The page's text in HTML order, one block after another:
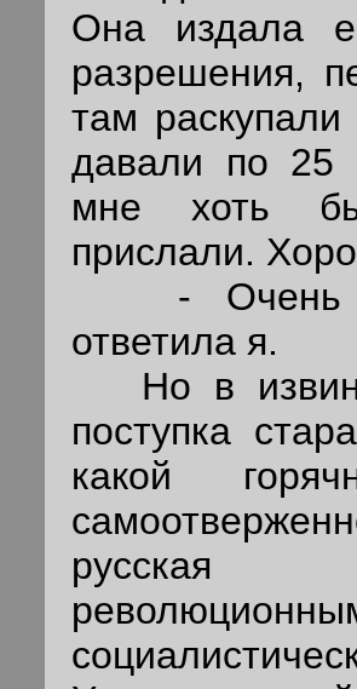
Она издала
разрешения,
там
давали по 25
мне хоть
прислали.
- Очень
ответила я.
Но в
поступка
какой
русская